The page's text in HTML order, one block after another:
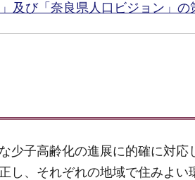
及び「奈良県人口ビジョン」の
少子高齢化の進展に的確に対応
し、それぞれの地域で住みよ